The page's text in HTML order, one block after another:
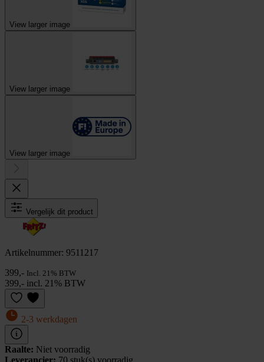
View larger image
View larger image
View larger image
Vergelijk dit product
Artikelnummer: 9511217
399,- Incl. 21% BTW
399,- incl. 21% BTW
2-3 werkdagen
Raalte: Niet voorradig
Leverancier: 70 stuk(s) voorradig